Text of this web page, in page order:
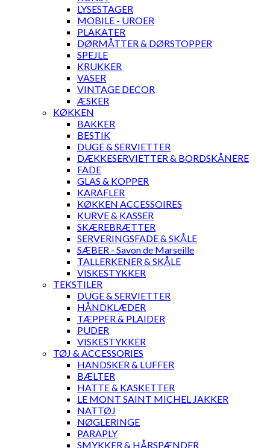
LYSESTAGER
MOBILE - UROER
PLAKATER
DØRMÅTTER & DØRSTOPPER
SPEJLE
KRUKKER
VASER
VINTAGE DECOR
ÆSKER
KØKKEN
BAKKER
BESTIK
DUGE & SERVIETTER
DÆKKESERVIETTER & BORDSKÅNERE
FADE
GLAS & KOPPER
KARAFLER
KØKKEN ACCESSOIRES
KURVE & KASSER
SKÆREBRÆTTER
SERVERINGSFADE & SKÅLE
SÆBER - Savon de Marseille
TALLERKENER & SKÅLE
VISKESTYKKER
TEKSTILER
DUGE & SERVIETTER
HÅNDKLÆDER
TÆPPER & PLAIDER
PUDER
VISKESTYKKER
TØJ & ACCESSORIES
HANDSKER & LUFFER
BÆLTER
HATTE & KASKETTER
LE MONT SAINT MICHEL JAKKER
NATTØJ
NØGLERINGE
PARAPLY
SMYKKER & HÅRSPÆNDER